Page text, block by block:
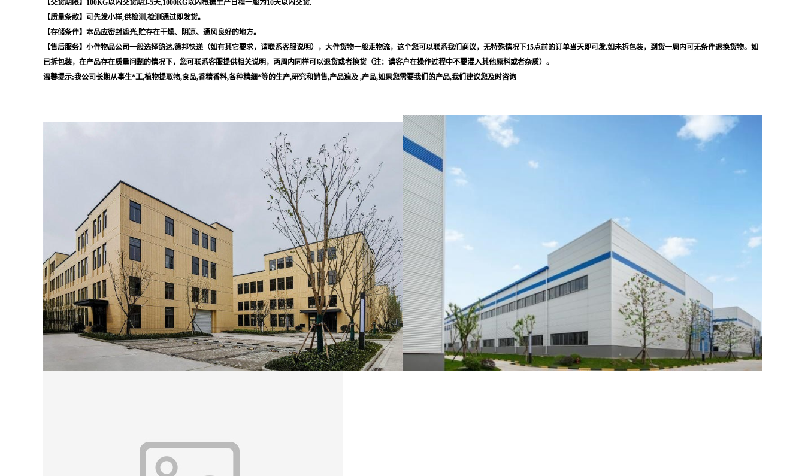
【交货期限】100KG以内交货期3-5天,1000KG以内根据生产日程一般为10天以内交货.
【质量条款】可先发小样,供检测,检测通过即发货。
【存储条件】本品应密封遮光,贮存在干燥、阴凉、通风良好的地方。
【售后服务】小件物品公司一般选择韵达.德邦快递（如有其它要求，请联系客服说明），大件货物一般走物流，这个您可以联系我们商议，无特殊情况下15点前的订单当天即可发.如未拆包装，到货一周内可无条件退换货物。如
已拆包装，在产品存在质量问题的情况下，您可联系客服提供相关说明，两周内同样可以退货或者换货（注：请客户在操作过程中不要混入其他原料或者杂质）。
温馨提示:我公司长期从事生*工,植物提取物,食品,香精香料,各种精细*等的生产,研究和销售,产品遍及 ,产品,如果您需要我们的产品,我们建议您及时咨询